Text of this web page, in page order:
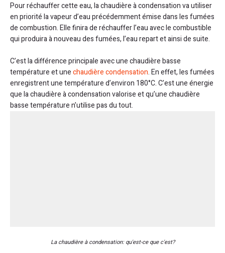
Pour réchauffer cette eau, la chaudière à condensation va utiliser
en priorité la vapeur d’eau précédemment émise dans les fumées
de combustion. Elle finira de réchauffer l’eau avec le combustible
qui produira à nouveau des fumées, l’eau repart et ainsi de suite.
C’est la différence principale avec une chaudière basse
température et unechaudière condensation. En effet, les fumées
enregistrent une température d’environ 180°C. C’est une énergie
que la chaudière à condensation valorise et qu’une chaudière
basse température n’utilise pas du tout.
La chaudière à condensation: qu'est-ce que c'est?